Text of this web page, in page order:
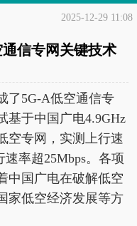
2025-12-29 11:08
信专网关键技术
了5G-A低空通信专
基于中国广电4.9GHz
空专网，实测上行速
率超25Mbps。各项
中国广电在破解低空
家低空经济发展等方